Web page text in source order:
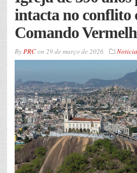
intacta no conflito
Comando
ByPRCon 29 de março de 2026